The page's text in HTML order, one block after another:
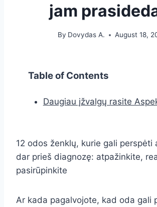
jam
By Dovydas A. August 18,
Table of Contents
Daugiau įžvalgų rasite
12 odos ženklų, kurie gali perspėti
dar prieš diagnozę: atpažinkite,
pasirūpinkite
Ar kada pagalvojote, kad oda gali